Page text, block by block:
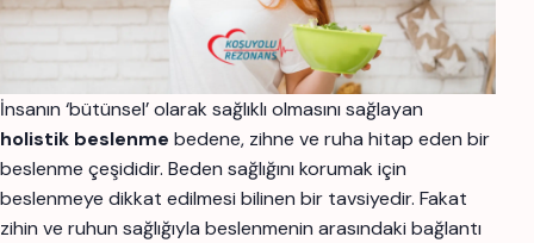
İnsanın ‘bütünsel’ olarak sağlıklı olmasını sağlayan
holistik beslenme bedene, zihne ve ruha hitap eden bir
beslenme çeşididir. Beden sağlığını korumak için
beslenmeye dikkat edilmesi bilinen bir tavsiyedir. Fakat
zihin ve ruhun sağlığıyla beslenmenin arasındaki bağlantı